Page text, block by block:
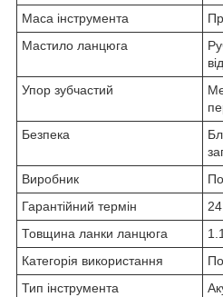
Маса інструмента
Мастило ланцюга
Упор зубчастий
Безпека
Виробник
Гарантійний термін
Товщина ланки ланцюга
Категорія використання
Тип інструмента